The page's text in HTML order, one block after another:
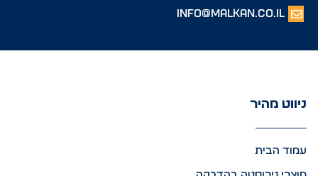
info@malkan.co.il
ניווט מהיר
עמוד הבית